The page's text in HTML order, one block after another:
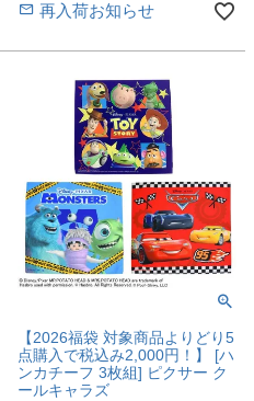
再入荷お知らせ
【2026福袋 対象商品よりどり5
点購入で税込み2,000円！】 [ハ
ンカチーフ 3枚組] ピクサー ク
ールキャラズ